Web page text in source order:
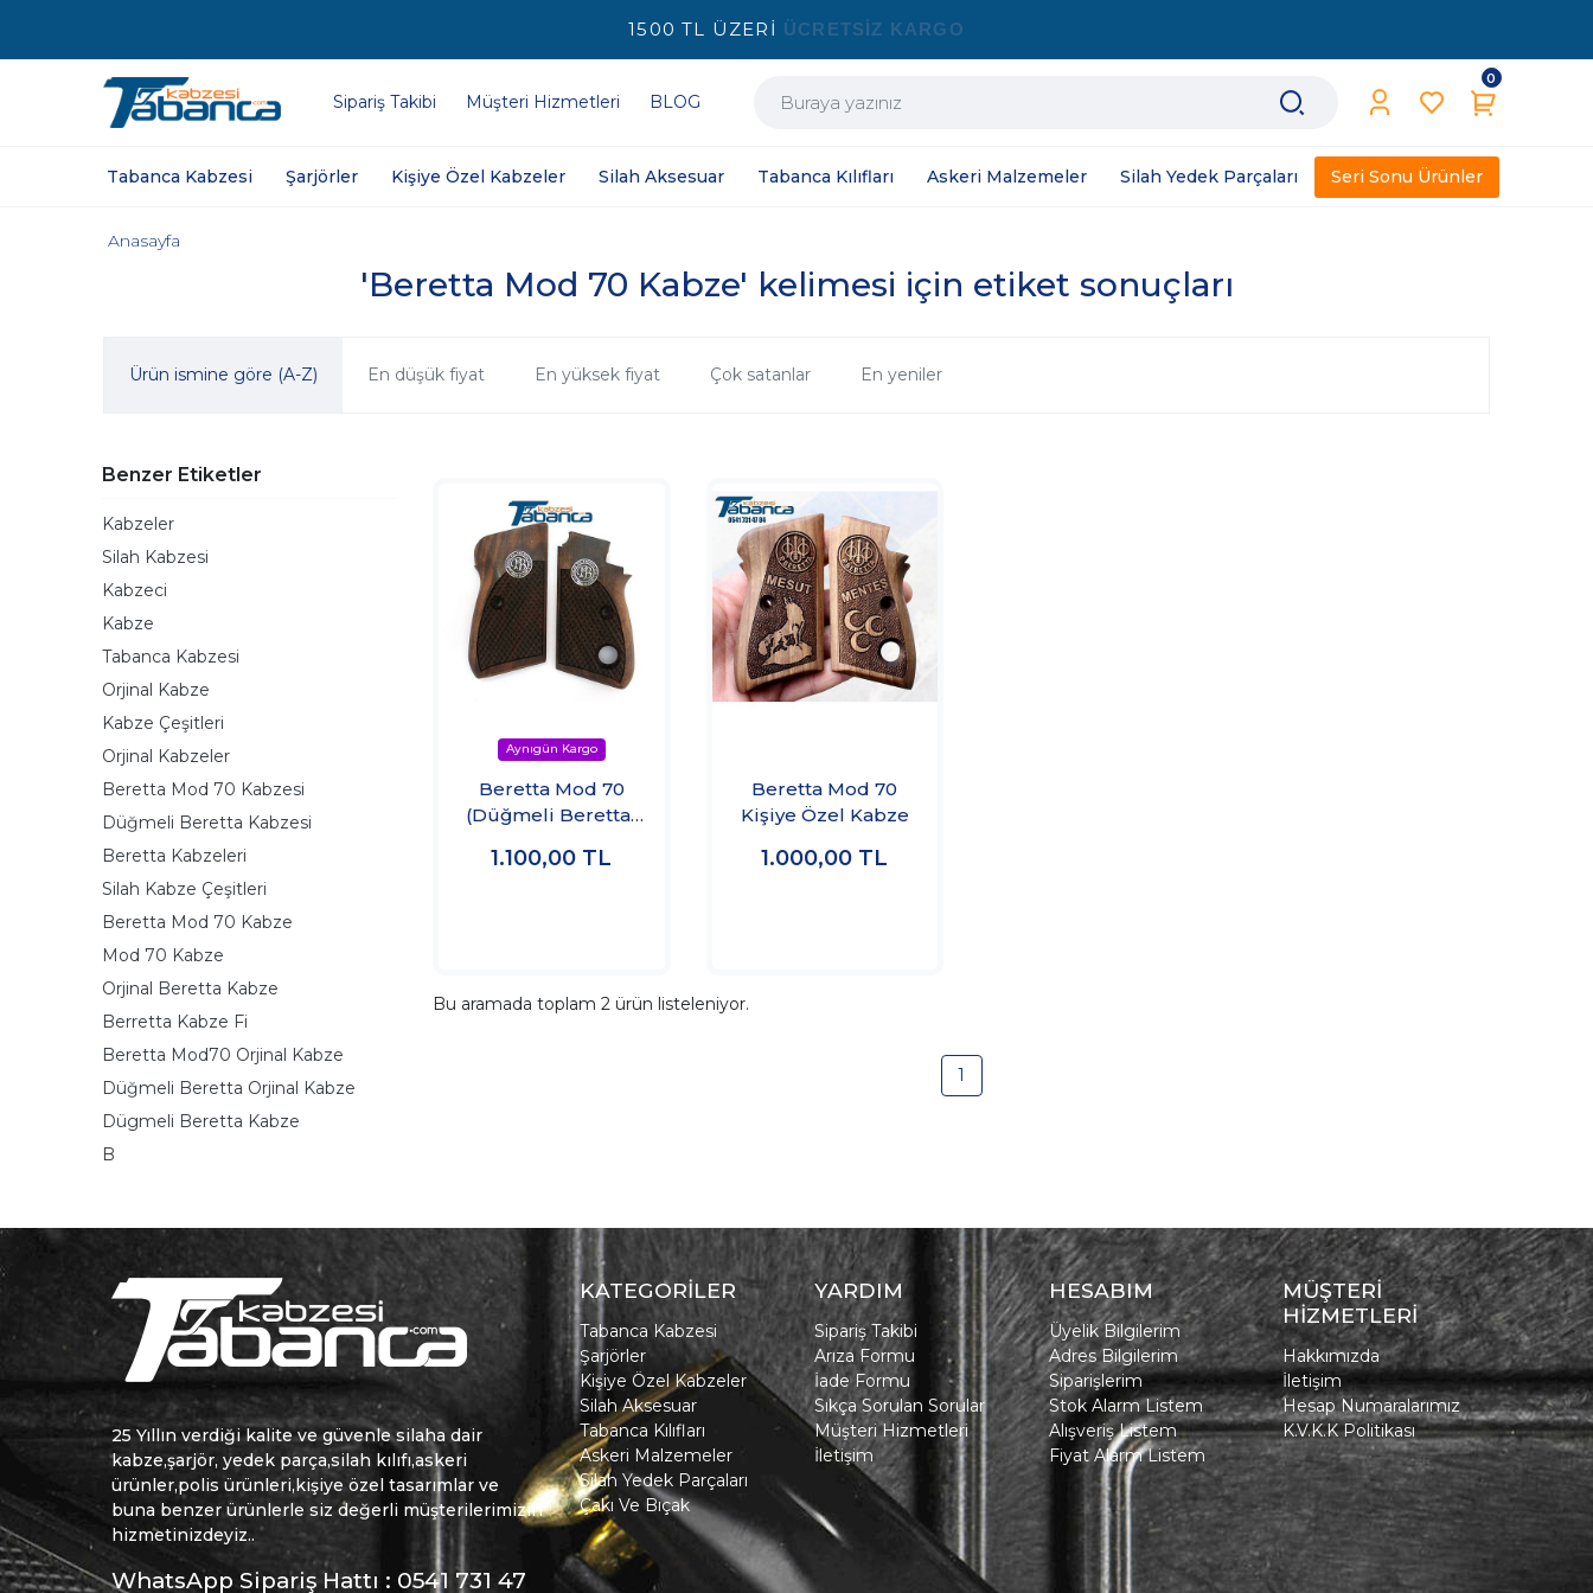
1500 TL ÜZERİ ÜCRETSİZ KARGO
Sipariş Takibi Müşteri Hizmetleri BLOG
0
Tabanca Kabzesi Şarjörler Kişiye Özel Kabzeler Silah Aksesuar Tabanca Kılıfları Askeri Malzemeler Silah Yedek Parçaları Seri Sonu Ürünler
'Beretta Mod 70 Kabze' kelimesi için etiket sonuçları
Anasayfa
Ürün ismine göre (A-Z) En düşük fiyat En yüksek fiyat Çok satanlar En yeniler
Benzer Etiketler
Kabzeler
Silah Kabzesi
Kabzeci
Kabze
Tabanca Kabzesi
Orjinal Kabze
Kabze Çeşitleri
Orjinal Kabzeler
Beretta Mod 70 Kabzesi
Düğmeli Beretta Kabzesi
Beretta Kabzeleri
Silah Kabze Çeşitleri
Beretta Mod 70 Kabze
Mod 70 Kabze
Orjinal Beretta Kabze
Berretta Kabze Fi
Beretta Mod70 Orjinal Kabze
Düğmeli Beretta Orjinal Kabze
Dügmeli Beretta Kabze
B
Beretta Mod 70
(Düğmeli Beretta)
1.100,00 TL
Beretta Mod 70
Kişiye Özel Kabze
1.000,00 TL
Bu aramada toplam 2 ürün listeleniyor.
1
25 Yıllın verdiği kalite ve güvenle silaha dair
kabze,şarjör, yedek parça,silah kılıfı,askeri
ürünler,polis ürünleri,kişiye özel tasarımlar ve
buna benzer ürünlerle siz değerli müşterilerimizin
hizmetinizdeyiz..
WhatsApp Sipariş Hattı : 0541 731 47
KATEGORİLER
Tabanca Kabzesi
Şarjörler
Kişiye Özel Kabzeler
Silah Aksesuar
Tabanca Kılıfları
Askeri Malzemeler
Silah Yedek Parçaları
Çakı Ve Bıçak
YARDIM
Sipariş Takibi
Arıza Formu
İade Formu
Sıkça Sorulan Sorular
Müşteri Hizmetleri
İletişim
HESABIM
Üyelik Bilgilerim
Adres Bilgilerim
Siparişlerim
Stok Alarm Listem
Alışveriş Listem
Fiyat Alarm Listem
MÜŞTERİ
HİZMETLERİ
Hakkımızda
İletişim
Hesap Numaralarımız
K.V.K.K Politikası